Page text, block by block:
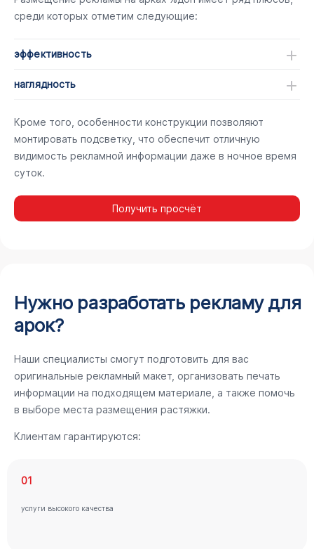
среди которых отметим следующие:
эффективность
наглядность
Кроме того, особенности конструкции позволяют
монтировать подсветку, что обеспечит отличную
видимость рекламной информации даже в ночное время
суток.
Получить просчёт
Нужно разработать рекламу для
арок?
Наши специалисты смогут подготовить для вас
оригинальные рекламный макет, организовать печать
информации на подходящем материале, а также помочь
в выборе места размещения растяжки.
Клиентам гарантируются:
01
услуги высокого качества